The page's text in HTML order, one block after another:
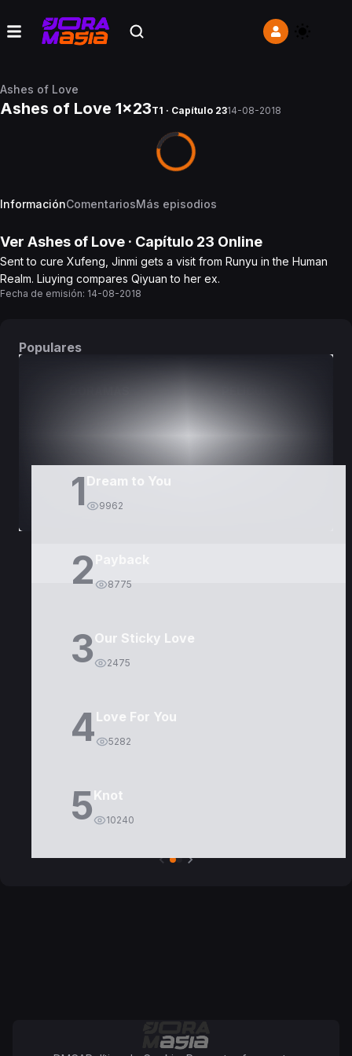
Ashes of Love
Ashes of Love 1x23T1 · Capítulo 2314-08-2018
InformaciónComentariosMás episodios
Ver Ashes of Love · Capítulo 23 Online
Sent to cure Xufeng, Jinmi gets a visit from Runyu in the Human
Realm. Liuying compares Qiyuan to her ex.
Fecha de emisión: 14-08-2018
Populares
1 Dream to You
9962
2 8775
3Our Sticky Love
2475
4Love For You
5282
5Knot
10240